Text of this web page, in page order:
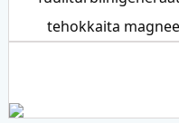
tehokkaita